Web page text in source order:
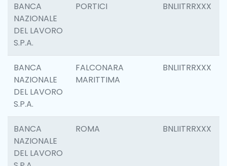
BANCA
NAZIONALE
DEL LAVORO
S.P.A.
PORTICI BNLIITRRXXX
BANCA
NAZIONALE
DEL LAVORO
S.P.A.
FALCONARA
MARITTIMA
BNLIITRRXXX
BANCA
NAZIONALE
DEL LAVORO
ROMA BNLIITRRXXX